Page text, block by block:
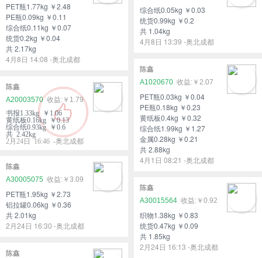
PET瓶1.77kg ￥2.48
PE瓶0.09kg ￥0.11
综合纸0.11kg ￥0.07
统货0.2kg ￥0.04
共 2.17kg
4月8日 14:08 -奥北成都
综合纸0.05kg ￥0.03
统货0.99kg ￥0.2
共 1.04kg
4月8日 13:39 -奥北成都
陈鑫
A1020670
￥2.07
PET瓶0.03kg ￥0.04
PE瓶0.18kg ￥0.23
黄纸板0.4kg ￥0.32
综合纸1.99kg ￥1.27
金属0.28kg ￥0.21
共 2.88kg
4月1日 08:21 -奥北成都
陈鑫
A20003570
￥1.79
书报1.33kg ￥1.06
黄纸板0.16kg ￥0.13
综合纸0.93kg ￥0.6
共 2.42kg
2月24日 16:46 -奥北成都
陈鑫
A30005075
￥3.09
PET瓶1.95kg ￥2.73
铝拉罐0.06kg ￥0.36
共 2.01kg
2月24日 16:30 -奥北成都
陈鑫
A30015564
￥0.92
织物1.38kg ￥0.83
统货0.47kg ￥0.09
共 1.85kg
2月24日 16:13 -奥北成都
陈鑫